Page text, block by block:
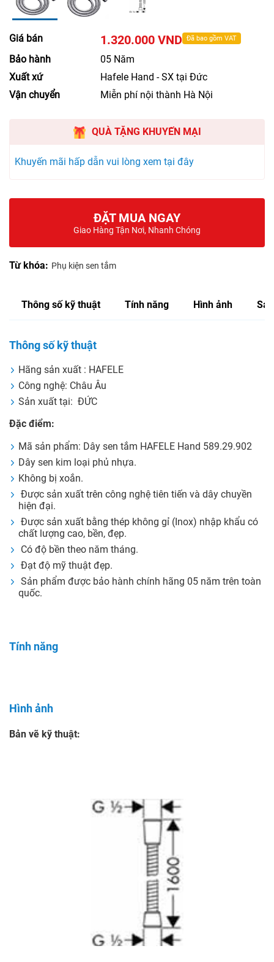
Giá bán 1.320.000 VND Đã bao gồm VAT
Bảo hành
05 Năm
Xuất xứ
Hafele Hand - SX tại Đức
Vận chuyển
Miễn phí nội thành Hà Nội
QUÀ TẶNG KHUYẾN MẠI
Khuyến mãi hấp dẫn vui lòng xem tại đây
ĐẶT MUA NGAY
Giao Hàng Tận Nơi, Nhanh Chóng
Từ khóa: Phụ kiện sen tắm
Thông số kỹ thuật Tính năng Hình ảnh
Thông số kỹ thuật
Hãng sản xuất : HAFELE
Công nghệ: Châu Âu
Sản xuất tại: ĐỨC
Đặc điểm:
Mã sản phẩm: Dây sen tắm HAFELE Hand 589.29.902
Dây sen kim loại phủ nhựa.
Không bị xoắn.
Được sản xuất trên công nghệ tiên tiến và dây chuyền
hiện đại.
Được sản xuất bằng thép không gỉ (Inox) nhập khẩu có
chất lượng cao, bền, đẹp.
Có độ bền theo năm tháng.
Đạt độ mỹ thuật đẹp.
Sản phẩm được bảo hành chính hãng 05 năm trên toàn
quốc.
Tính năng
Hình ảnh
Bản vẽ kỹ thuật: